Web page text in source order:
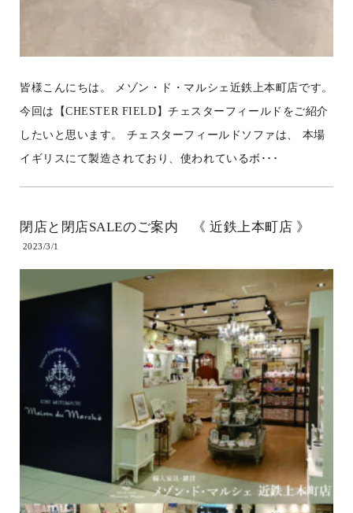
皆様こんにちは。 メゾン・ド・マルシェ近鉄上本町店です。
今回は【CHESTER FIELD】チェスターフィールドをご紹介
したいと思います。 チェスターフィールドソファは、 本場
イギリスにて製造されており、使われているボ･･･
閉店と閉店SALEのご案内 《 近鉄上本町店 》
2023/3/1